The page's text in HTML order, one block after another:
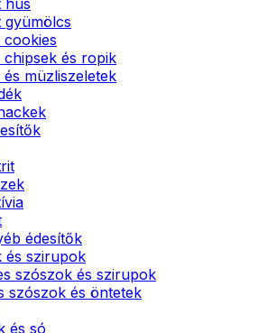
gyümölcs
cookies
chipsek és ropik
és müzliszeletek
édesítők
és szirupok
szószok és szirupok
szószok és öntetek
és só